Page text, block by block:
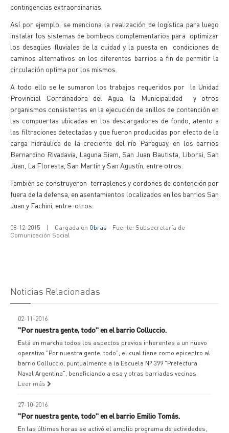
contingencias extraordinarias.
Así por ejemplo, se menciona la realización de logística para luego
instalar los sistemas de bombeos complementarios para optimizar
los desagües fluviales de la cuidad y la puesta en condiciones de
caminos alternativos en los diferentes barrios a fin de permitir la
circulación optima por los mismos.
A todo ello se le sumaron los trabajos requeridos por la Unidad
Provincial Corrdinadora del Agua, la Municipalidad y otros
organismos consistentes en la ejecución de anillos de contención en
las compuertas ubicadas en los descargadores de fondo, atento a
las filtraciones detectadas y que fueron producidas por efecto de la
carga hidráulica de la creciente del río Paraguay, en los barrios
Bernardino Rivadavia, Laguna Siam, San Juan Bautista, Liborsi, San
Juan, La Floresta, San Martín y San Agustín, entre otros.
También se construyeron terraplenes y cordones de contención por
fuera de la defensa, en asentamientos localizados en los barrios San
Juan y Fachini, entre otros.
08-12-2015 | Cargada en Obras - Fuente: Subsecretaría de
Comunicación Social
Noticias Relacionadas
02-11-2016
"Por nuestra gente, todo" en el barrio Colluccio.
Está en marcha todos los aspectos previos inherentes a un nuevo
operativo "Por nuestra gente, todo", el cual tiene como epicentro al
barrio Colluccio, puntualmente a la Escuela Nº 399 "Prefectura
Naval Argentina", beneficiando a esa y otras barriadas vecinas.
Leer más
27-10-2016
"Por nuestra gente, todo" en el barrio Emilio Tomás.
En las últimas horas se activó el amplio programa de actividades,